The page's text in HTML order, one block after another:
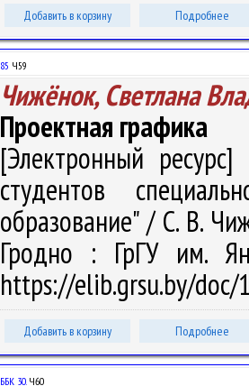
Добавить в корзину Подробнее
85 Ч59
Чижёнок, Светлана
Проектная графика
[Электронный
студентов
образование" / С. В.
Гродно : ГрГУ им.
https://elib.grsu.by/
Добавить в корзину Подробнее
ББК 30.Ч60